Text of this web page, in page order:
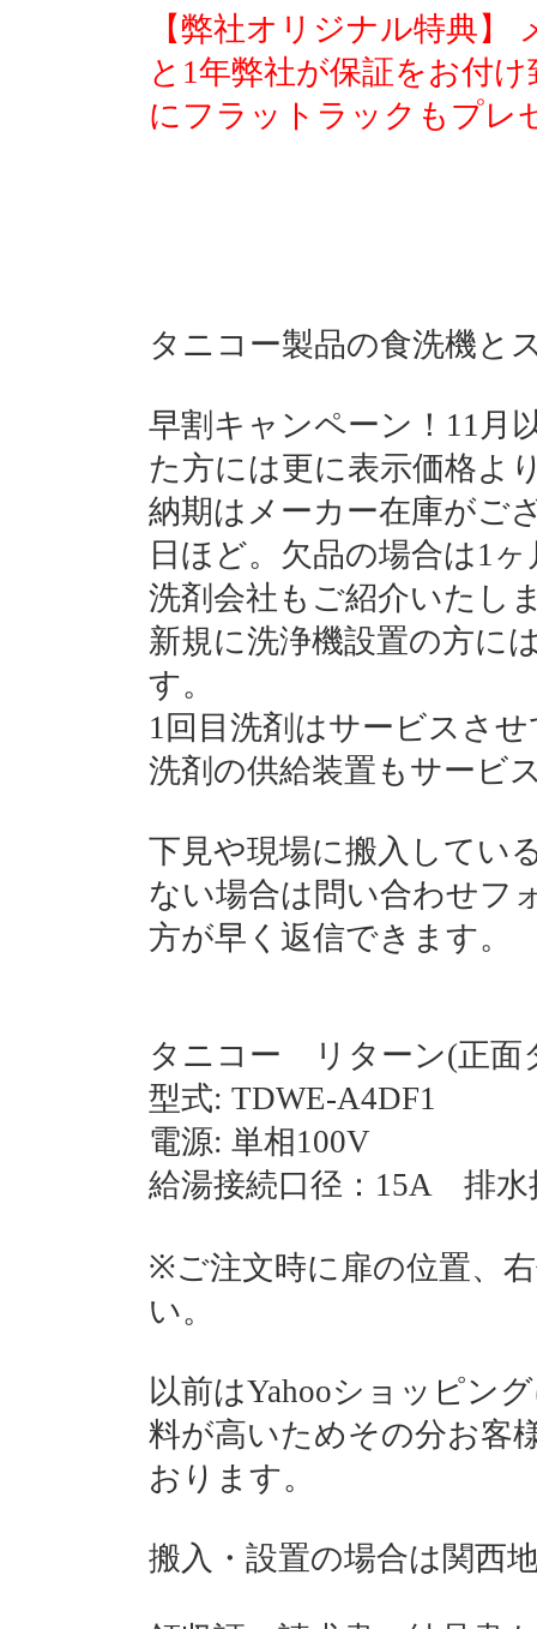
【弊社オリジナル特典】
と1年弊社が保証をお付
にフラットラックもプレ
タニコー製品の食洗機と
早割キャンペーン！11月
た方には更に表示価格よ
納期はメーカー在庫がご
日ほど。欠品の場合は1
洗剤会社もご紹介いたし
新規に洗浄機設置の方に
す。
1回目洗剤はサービスさ
洗剤の供給装置もサービ
下見や現場に搬入してい
ない場合は問い合わせフ
方が早く返信できます。
タニコー リターン(正面
型式: TDWE-A4DF1
電源: 単相100V
給湯接続口径：15A 排水
※ご注文時に扉の位置、
い。
以前はYahooショッピン
料が高いためその分お客
おります。
搬入・設置の場合は関西